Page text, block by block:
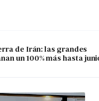
de Irán: las grandes
un 100% más hasta